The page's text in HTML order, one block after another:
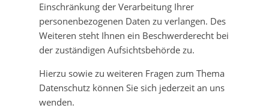
Einschränkung der Verarbeitung Ihrer
personenbezogenen Daten zu verlangen. Des
Weiteren steht Ihnen ein Beschwerderecht bei
der zuständigen Aufsichtsbehörde zu.
Hierzu sowie zu weiteren Fragen zum Thema
Datenschutz können Sie sich jederzeit an uns
wenden.